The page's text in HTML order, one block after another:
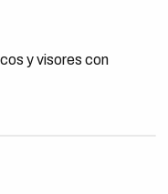
y visores con